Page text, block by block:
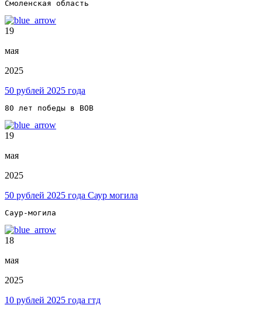
Смоленская область
19
мая
2025
50 рублей 2025 года
80 лет победы в ВОВ
19
мая
2025
50 рублей 2025 года Саур могила
Саур-могила
18
мая
2025
10 рублей 2025 года гтд